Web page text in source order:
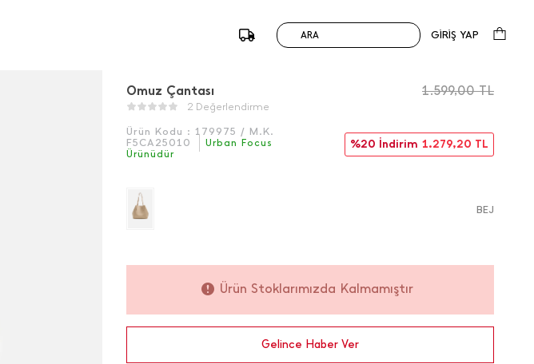
ARA GİRİŞ YAP
Omuz Çantası
2 Değerlendirme
Ürün Kodu : 179975 / M.K.
F5CA25010
Urban Focus
Ürünüdür
1.599,00TL
%20 İndirim 1.279,20 TL
BEJ
Ürün Stoklarımızda Kalmamıştır
Gelince Haber Ver